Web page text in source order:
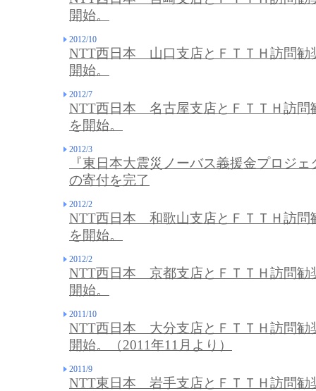
開始。
2012/10
NTT西日本 山口支店とＦＴＴＨ訪問勧
開始。
2012/7
NTT西日本 名古屋支店とＦＴＴＨ訪問
を開始。
2012/3
『東日本大震災ノーバス義援金プロジ
の寄付を完了
2012/2
NTT西日本 和歌山支店とＦＴＴＨ訪問
を開始。
2012/2
NTT西日本 京都支店とＦＴＴＨ訪問勧
開始。
2011/10
NTT西日本 大分支店とＦＴＴＨ訪問勧
開始。（2011年11月より）
2011/9
NTT東日本 岩手支店とＦＴＴＨ訪問勧